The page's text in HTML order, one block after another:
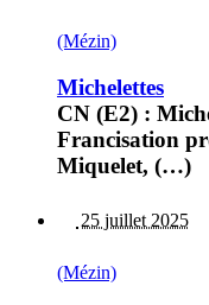
(Mézin)
Michelettes
CN (E2) :
Francisation
Miquelet, (…)
25 juillet 2025
(Mézin)